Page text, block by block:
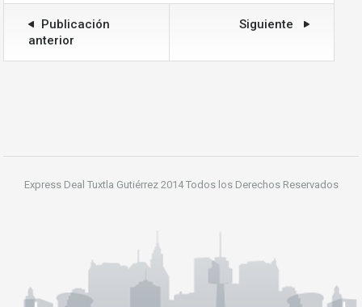
Publicación
anterior
Siguiente
Express Deal Tuxtla Gutiérrez 2014 Todos los Derechos Reservados